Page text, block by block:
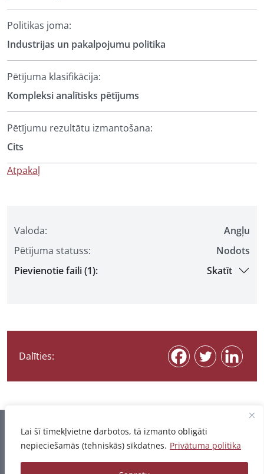
Lai šī tīmekļvietne darbotos, tā izmanto obligāti
nepieciešamās (tehniskās) sīkdatnes. Privātuma politika
Valoda:
Angļu
Pētījuma statuss:
Nodots
Pievienotie faili (1):
Skatīt
Dalīties:
Politikas joma:
Industrijas un pakalpojumu politika
Pētījuma klasifikācija:
Kompleksi analītisks pētījums
Pētījumu rezultātu izmantošana:
Cits
Atpakaļ
Informācija pēdējo reizi atjaunota 07.08.2026